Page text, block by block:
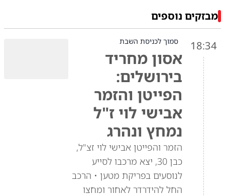
מבזקים נוספים
18:34 סמוך לכניסת השבת
אסון מחריד
בירושלים:
הפייטן והזמר
אבישי לוי ז"ל
נמחץ ונהרג
הזמר והפייטן אבישי לוי זצ"ל,
כבן 30, יצא מרכבו לסייע
לנוסעים בפריקת מטען • הרכב
החל להידרדר לאחור ומחצו